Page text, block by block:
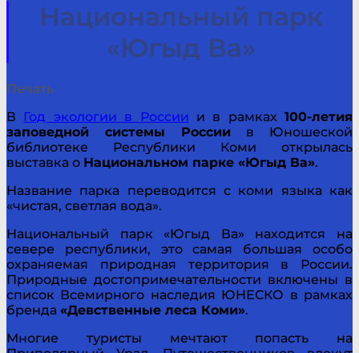
Национальный парк
«Югыд Ва»
Печать
В Год экологии в России и в рамках 100-летия
заповедной системы России в Юношеской
библиотеке Республики Коми открылась
выставка о Национальном парке «Югыд Ва».
Название парка переводится с коми языка как
«чистая, светлая вода».
Национальный парк «Югыд Ва» находится на
севере республики, это самая большая особо
охраняемая природная территория в России.
Природные достопримечательности включены в
список Всемирного наследия ЮНЕСКО в рамках
бренда «Девственные леса Коми».
Многие туристы мечтают попасть на